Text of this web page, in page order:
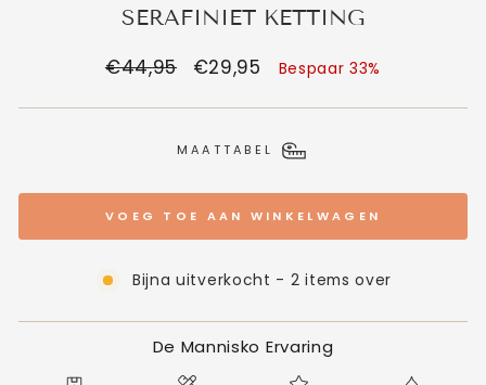
SERAFINIET KETTING
Normale
€44,95 Verkoopprijs
€29,95 Bespaar 33%
MAATTABEL
VOEG TOE AAN WINKELWAGEN
Bijna uitverkocht - 2 items over
De Mannisko Ervaring